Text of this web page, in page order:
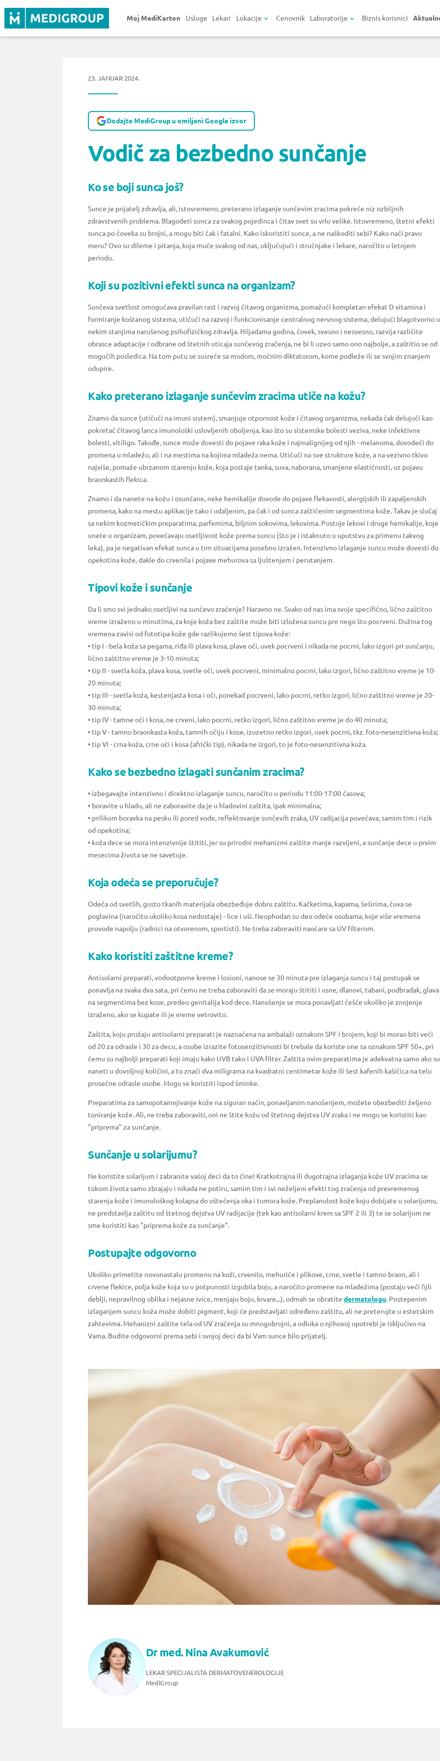
Moj MediKarton Usluge Lekari Lokacije Cenovnik Laboratorije Biznis korisnici
23. JANUAR 2024.
Dodajte MediGroup u omiljeni Google izvor
Vodič za bezbedno sunčanje
Ko se boji sunca još?
Sunce je prijatelj zdravlja, ali, istovremeno, preterano izlaganje sunčevim zracima pokreće niz ozbiljnih
zdravstvenih problema. Blagodeti sunca za svakog pojedinca i čitav svet su vrlo velike. Istovremeno, štetni efekti
sunca po čoveka su brojni, a mogu biti čak i fatalni. Kako iskoristiti sunce, a ne naškoditi sebi? Kako naći pravu
meru? Ovo su dileme i pitanja, koja muče svakog od nas, uključujući i stručnjake i lekare, naročito u letnjem
periodu.
Koji su pozitivni efekti sunca na organizam?
Sunčeva svetlost omogućava pravilan rast i razvoj čitavog organizma, pomažući kompletan efekat D vitamina i
formiranje koštanog sistema, utičući na razvoj i funkcionisanje centralnog nervnog sistema, delujući blagotvorno u
nekim stanjima narušenog psihofizičkog zdravlja. Hiljadama godina, čovek, svesno i nesvesno, razvija različite
obrasce adaptacije i odbrane od štetnih uticaja sunčevog zračenja, ne bi li uzeo samo ono najbolje, a zaštitio se od
mogućih posledica. Na tom putu se susreće sa modom, moćnim diktatorom, kome podleže ili se svojim znanjem
odupire.
Kako preterano izlaganje sunčevim zracima utiče na kožu?
Znamo da sunce (utičući na imuni sistem), smanjuje otpornost kože i čitavog organizma, nekada čak delujući kao
pokretač čitavog lanca imunološki uslovljenih oboljenja, kao što su sistemske bolesti veziva, neke infektivne
bolesti, vitiligo. Takođe, sunce može dovesti do pojave raka kože i najmalignijeg od njih - melanoma, dovodeći do
promena u mladežu, ali i na mestima na kojima mladeža nema. Utičući na sve strukture kože, a na vezivno tkivo
najviše, pomaže ubrzanom starenju kože, koja postaje tanka, suva, naborana, smanjene elastičnosti, uz pojavu
braonkastih flekica.
Znamo i da nanete na kožu i osunčane, neke hemikalije dovode do pojave flekavosti, alergijskih ili zapaljenskih
promena, kako na mestu aplikacije tako i udaljenim, pa čak i od sunca zaštićenim segmentima kože. Takav je slučaj
sa nekim kozmetičkim preparatima, parfemima, biljnim sokovima, lekovima. Postoje lekovi i druge hemikalije, koje
unete u organizam, povećavaju osetljivost kože prema suncu (što je i istaknuto u uputstvu za primenu takvog
leka), pa je negativan efekat sunca u tim situacijama posebno izražen. Intenzivno izlaganje suncu može dovesti do
opekotina kože, dakle do crvenila i pojave mehurova sa ljuštenjem i perutanjem.
Tipovi kože i sunčanje
Da li smo svi jednako osetljivi na sunčevo zračenje? Naravno ne. Svako od nas ima svoje specifično, lično zaštitno
vreme izraženo u minutima, za koje koža bez zaštite može biti izložena suncu pre nego što pocrveni. Dužina tog
vremena zavisi od fototipa kože gde razlikujemo šest tipova kože:
• tip I - bela koža sa pegama, riđa ili plava kosa, plave oči, uvek pocrveni i nikada ne pocrni, lako izgori pri sunčanju,
lično zaštitno vreme je 3-10 minuta;
• tip II - svetla koža, plava kosa, svetle oči, uvek pocrveni, minimalno pocrni, lako izgori, lično zaštitno vreme je 10-
20 minuta;
• tip III - svetla koža, kestenjasta kosa i oči, ponekad pocrveni, lako pocrni, retko izgori, lično zaštitno vreme je 20-
30 minuta;
• tip IV - tamne oči i kosa, ne crveni, lako pocrni, retko izgori, lično zaštitno vreme je do 40 minuta;
• tip V - tamno braonkasta koža, tamnih očiju i kose, izuzetno retko izgori, uvek pocrni, tkz. foto-nesenzitivna koža;
• tip VI - crna koža, crne oči i kosa (afrički tip), nikada ne izgori, to je foto-nesenzitivna koža.
Kako se bezbedno izlagati sunčanim zracima?
• izbegavajte intenzivno i direktno izlaganje suncu, naročito u periodu 11:00-17:00 časova;
• boravite u hladu, ali ne zaboravite da je u hladovini zaštita, ipak minimalna;
• prilikom boravka na pesku ili pored vode, reflektovanje sunčevih zraka, UV radijacija povećava, samim tim i rizik
od opekotina;
• koža dece se mora intenzivnije štititi, jer su prirodni mehanizmi zaštite manje razvijeni, a sunčanje dece u prvim
mesecima života se ne savetuje.
Koja odeća se preporučuje?
Odeća od svetlih, gusto tkanih materijala obezbeđuje dobru zaštitu. Kačketima, kapama, šeširima, čuva se
poglavina (naročito ukoliko kosa nedostaje) - lice i uši. Neophodan su deo odeće osobama, koje više vremena
provode napolju (radnici na otvorenom, sportisti). Ne treba zaboraviti naočare sa UV filterom.
Kako koristiti zaštitne kreme?
Antisolarni preparati, vodootporne kreme i losioni, nanose se 30 minuta pre izlaganja suncu i taj postupak se
ponavlja na svaka dva sata, pri čemu ne treba zaboraviti da se moraju štititi i usne, dlanovi, tabani, podbradak, glava
na segmentima bez kose, predeo genitalija kod dece. Nanošenje se mora ponavljati češće ukoliko je znojenje
izraženo, ako se kupate ili je vreme vetrovito.
Zaštita, koju pružaju antisolarni preparati je naznačena na ambalaži oznakom SPF i brojem, koji bi morao biti veći
od 20 za odrasle i 30 za decu, a osobe izrazite fotosenzitivnosti bi trebale da koriste one sa oznakom SPF 50+, pri
čemu su najbolji preparati koji imaju kako UVB tako i UVA filter. Zaštita ovim preparatima je adekvatna samo ako su
naneti u dovoljnoj količini, a to znači dva miligrama na kvadratni centimetar kože ili šest kafenih kašičica na telo
prosečne odrasle osobe. Mogu se koristiti ispod šminke.
Preparatima za samopotamnjivanje kože na siguran način, ponavljanim nanošenjem, možete obezbediti željeno
toniranje kože. Ali, ne treba zaboraviti, oni ne štite kožu od štetnog dejstva UV zraka i ne mogu se koristiti kao
"priprema" za sunčanje.
Sunčanje u solarijumu?
Ne koristite solarijum i zabranite vašoj deci da to čine! Kratkotrajna ili dugotrajna izlaganja kože UV zracima se
tokom života samo zbrajaju i nikada ne potiru, samim tim i svi neželjeni efekti tog zračenja od prevremenog
starenja kože i imunološkog kolapsa do oštećenja oka i tumora kože. Preplanulost kože koju dobijate u solarijumu,
ne predstavlja zaštitu od štetnog dejstva UV radijacije (tek kao antisolarni krem sa SPF 2 ili 3) te se solarijum ne
sme koristiti kao "priprema kože za sunčanje".
Postupajte odgovorno
Ukoliko primetite novonastalu promenu na koži, crvenilo, mehuriće i plikove, crne, svetle i tamno braon, ali i
crvene flekice, polja kože koja su u potpunosti izgubila boju, a naročito promene na mladežima (postaju veći i\ili
deblji, nepravilnog oblika i nejasne ivice, menjaju boju, krvare,..), odmah se obratitedermatologu. Postepenim
izlaganjem suncu koža može dobiti pigment, koji će predstavljati određenu zaštitu, ali ne preterujte u estetskim
zahtevima. Mehanizni zaštite tela od UV zračenja su mnogobrojni, a odluka o njihovoj upotrebi je isključivo na
Vama. Budite odgovorni prema sebi i svojoj deci da bi Vam sunce bilo prijatelj.
Dr med. Nina Avakumović
LEKAR SPECIJALISTA DERMATOVENEROLOGIJE
MediGroup